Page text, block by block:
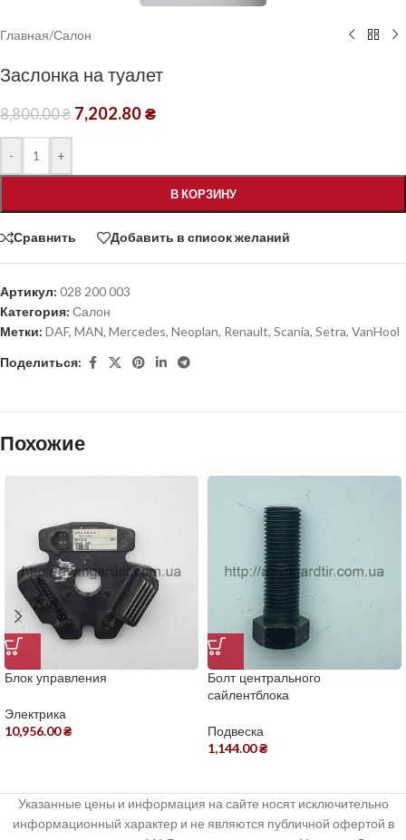
Главная/Салон
Заслонка на туалет
8,800.00₴ 7,202.80₴
- +
В КОРЗИНУ
Сравнить Добавить в список желаний
Артикул: 028 200 003
Категория: Салон
Метки: DAF, MAN, Mercedes, Neoplan, Renault, Scania, Setra, VanHool
Поделиться:
Похожие
Блок управления
Электрика
10,956.00₴
Болт центрального
сайлентблока
Подвеска
1,144.00₴
Указанные цены и информация на сайте носят исключительно
информационный характер и не являются публичной офертой в